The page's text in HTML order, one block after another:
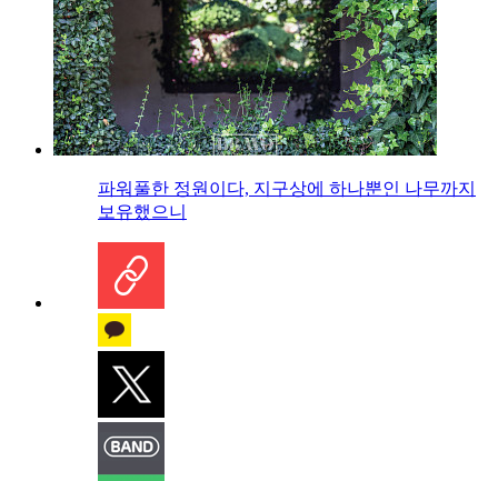
파워풀한 정원이다, 지구상에 하나뿐인 나무까지
보유했으니